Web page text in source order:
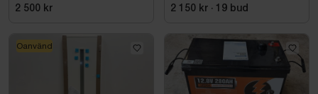
2 500 kr
2 150 kr · 19 bud
Oanvänd